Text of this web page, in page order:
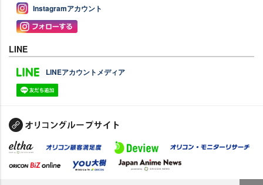
Instagramアカウント
LINE
LINEアカウントメディア